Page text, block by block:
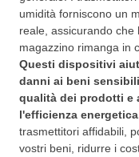
umidità forniscono un
reale, assicurando che
magazzino rimanga in
Questi dispositivi
danni ai beni
qualità dei prodotti e
l'efficienza
trasmettitori affidabili,
vostri beni, ridurre i